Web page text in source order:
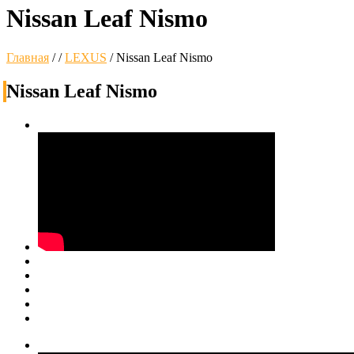
Nissan Leaf Nismo
Главная //LEXUS /Nissan Leaf Nismo
Nissan Leaf Nismo